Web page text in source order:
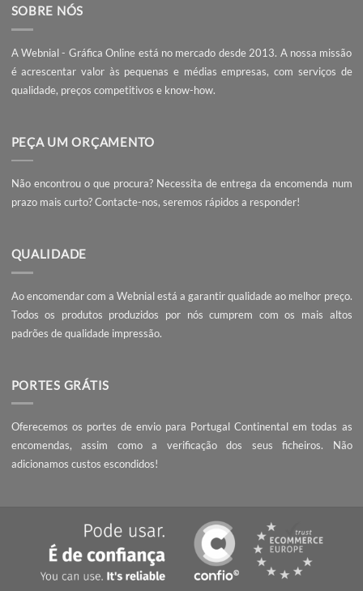
A Webnial - Gráfica Online está no mercado desde 2013. A nossa
qualidade, preços competitivos e know-how.
PEÇA UM ORÇAMENTO
Não encontrou o que procura? Necessita de entrega da
prazo mais curto? Contacte-nos, seremos rápidos a responder!
QUALIDADE
Ao encomendar com a Webnial está a garantir qualidade ao melhor
Todos os produtos produzidos por nós cumprem com os
padrões de qualidade impressão.
PORTES GRÁTIS
Oferecemos os portes de envio para Portugal Continental em